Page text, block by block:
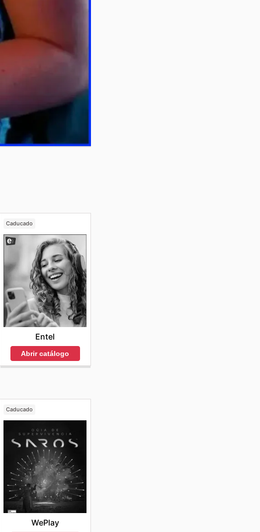
Caducado
Entel
Abrir catálogo
Caducado
WePlay